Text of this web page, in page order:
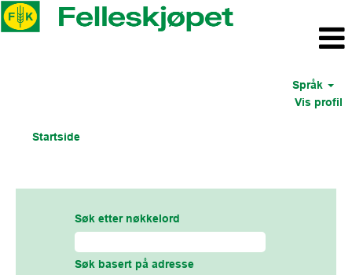
Språk
Vis profil
Startside
Søk etter nøkkelord
Søk basert på adresse